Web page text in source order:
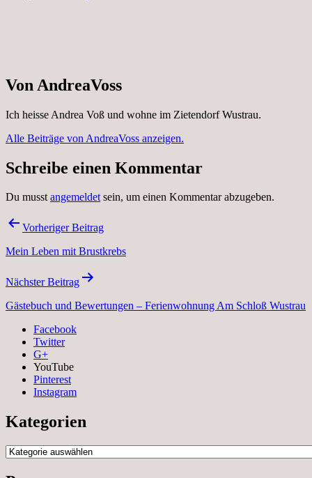
Von AndreaVoss
Ich heisse Andrea Voß und wohne im Zietendorf Wustrau.
Alle Beiträge von AndreaVoss anzeigen.
Schreibe einen Kommentar
Du musstangemeldetsein, um einen Kommentar abzugeben.
Beitragsnavigation
Vorheriger Beitrag
Mein Leben mit Brustkrebs
Nächster Beitrag
Gästebuch und Bewertungen – Ferienwohnung Am Schloß Wustrau
Facebook
Twitter
G+
YouTube
Pinterest
Instagram
Kategorien
Kategorien